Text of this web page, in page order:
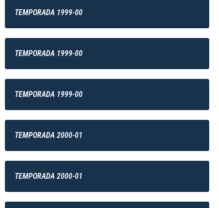
TEMPORADA 1999-00
TEMPORADA 1999-00
TEMPORADA 1999-00
TEMPORADA 2000-01
TEMPORADA 2000-01